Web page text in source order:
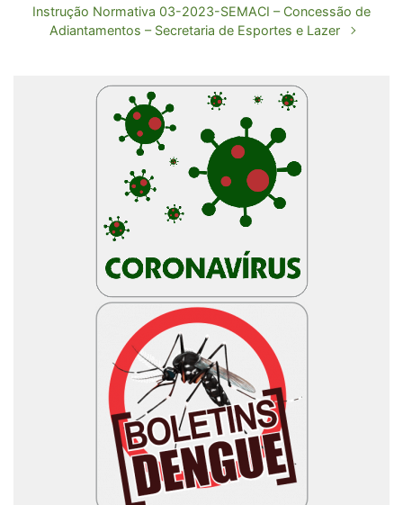
Instrução Normativa 03-2023-SEMACI – Concessão de
Adiantamentos – Secretaria de Esportes e Lazer